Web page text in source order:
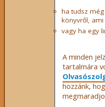
ha tudsz
könyvről,
vagy ha egy
A minden
tartalmára
hozzánk,